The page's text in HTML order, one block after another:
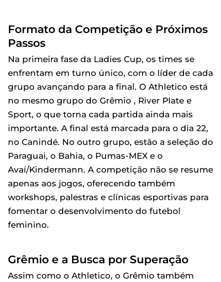
Formato da Competição e Próximos
Passos
Na primeira fase da Ladies Cup, os times se
enfrentam em turno único, com o líder de cada
grupo avançando para a final. O Athletico está
no mesmo grupo do Grêmio , River Plate e
Sport, o que torna cada partida ainda mais
importante. A final está marcada para o dia 22,
no Canindé. No outro grupo, estão a seleção do
Paraguai, o Bahia, o Pumas-MEX e o
Avaí/Kindermann. A competição não se resume
apenas aos jogos, oferecendo também
workshops, palestras e clínicas esportivas para
fomentar o desenvolvimento do futebol
feminino.
Grêmio e a Busca por Superação
Assim como o Athletico, o Grêmio também